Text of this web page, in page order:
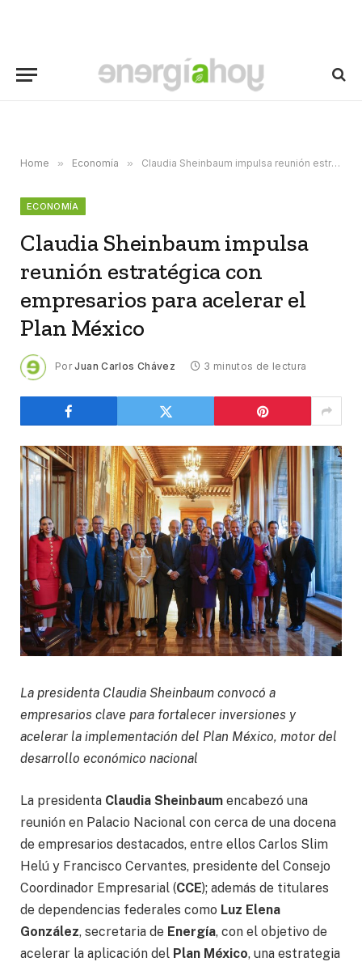
Home » Economía » Claudia Sheinbaum impulsa reunión estratégica con empresarios para acelerar el Plan México
ECONOMÍA
Claudia Sheinbaum impulsa
reunión estratégica con
empresarios para acelerar el
Plan México
Por Juan Carlos Chávez 3 minutos de lectura
La presidenta Claudia Sheinbaum convocó a
empresarios clave para fortalecer inversiones y
acelerar la implementación del Plan México, motor del
desarrollo económico nacional
La presidenta Claudia Sheinbaum encabezó una
reunión en Palacio Nacional con cerca de una docena
de empresarios destacados, entre ellos Carlos Slim
Helú y Francisco Cervantes, presidente del Consejo
Coordinador Empresarial (CCE); además de titulares
de dependencias federales como Luz Elena
González, secretaria de Energía, con el objetivo de
acelerar la aplicación del Plan México, una estrategia